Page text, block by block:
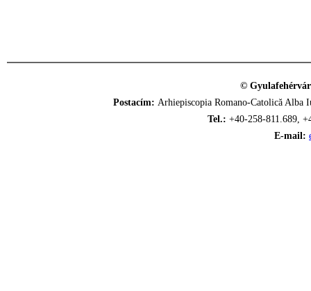
©
Postacím: Arhiepiscopia Romano-Catolică
Tel.: +40-258-811.689,
E-mail: